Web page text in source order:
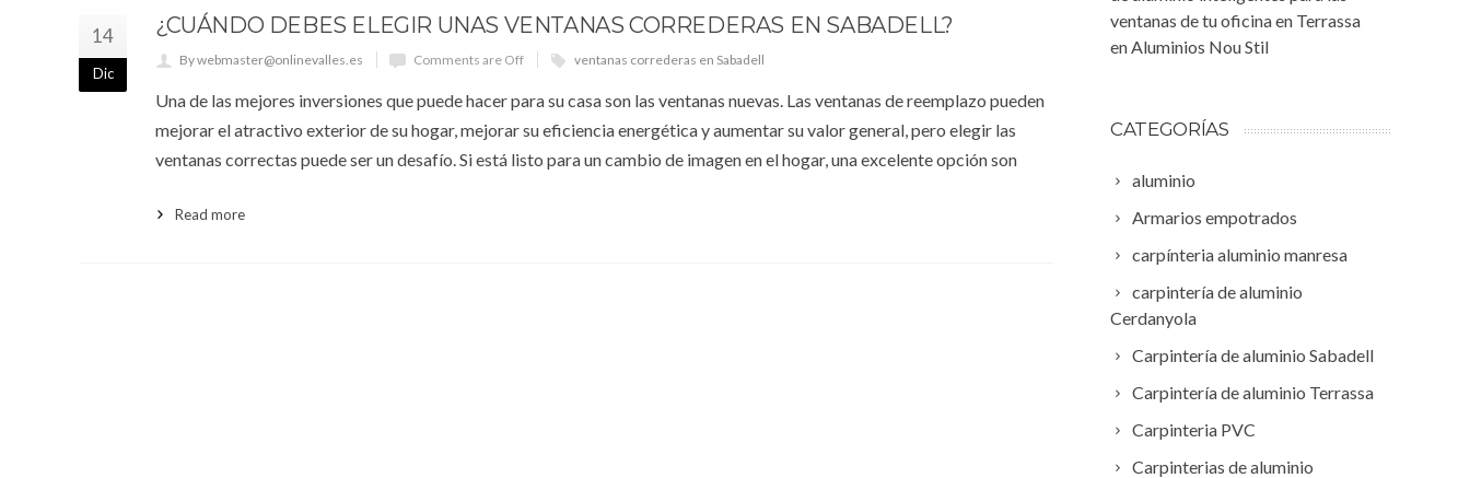
14
Dic
¿CUÁNDO DEBES ELEGIR UNAS VENTANAS CORREDERAS EN SABADELL?
By webmaster@onlinevalles.es Comments are Off ventanas correderas en Sabadell
Una de las mejores inversiones que puede hacer para su casa son las ventanas nuevas. Las ventanas de reemplazo pueden
mejorar el atractivo exterior de su hogar, mejorar su eficiencia energética y aumentar su valor general, pero elegir las
ventanas correctas puede ser un desafío. Si está listo para un cambio de imagen en el hogar, una excelente opción son
Read more
ventanas de tu oficina en Terrassa
en Aluminios Nou Stil
CATEGORÍAS
aluminio
Armarios empotrados
carpínteria aluminio manresa
carpintería de aluminio
Cerdanyola
Carpintería de aluminio Sabadell
Carpintería de aluminio Terrassa
Carpinteria PVC
Carpinterias de aluminio